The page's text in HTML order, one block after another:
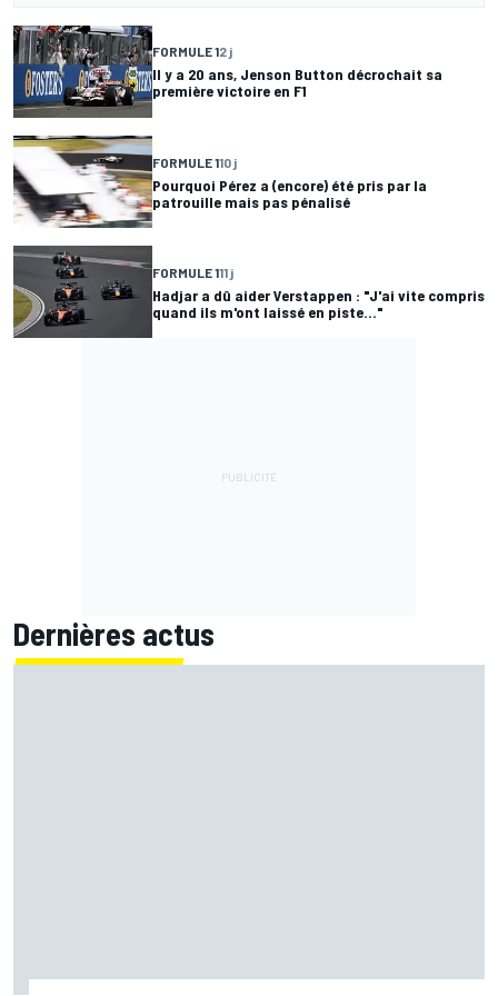
FORMULE 12 j
Il y a 20 ans, Jenson Button décrochait sa
première victoire en F1
FORMULE 110 j
Pourquoi Pérez a (encore) été pris par la
patrouille mais pas pénalisé
FORMULE 111 j
Hadjar a dû aider Verstappen : "J'ai vite compris
quand ils m'ont laissé en piste..."
Dernières actus